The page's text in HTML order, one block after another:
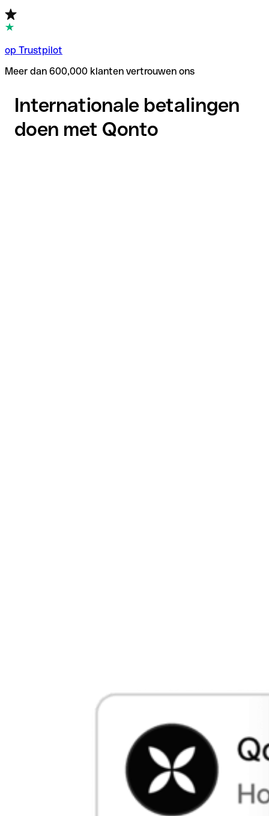
op Trustpilot
Meer dan 600,000 klanten vertrouwen ons
Internationale betalingen
doen met Qonto